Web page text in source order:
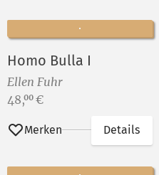
Homo Bulla I
Ellen Fuhr
Preis:
48,00 €
Merken Details